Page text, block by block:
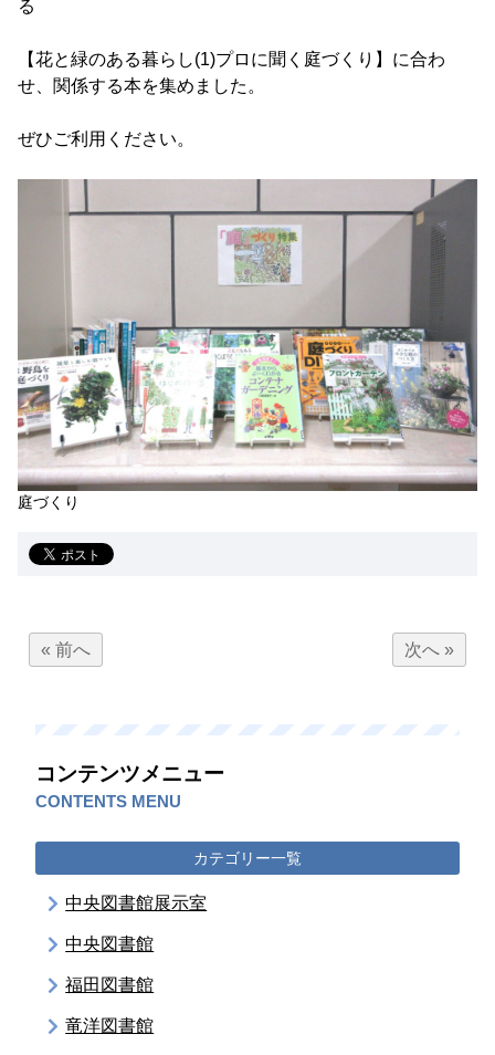
る
【花と緑のある暮らし(1)プロに聞く庭づくり】に合わ
せ、関係する本を集めました。
ぜひご利用ください。
庭づくり
« 前へ 次へ »
コンテンツメニュー
CONTENTS MENU
カテゴリー一覧
中央図書館展示室
中央図書館
福田図書館
竜洋図書館